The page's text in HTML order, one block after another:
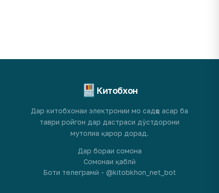
Китобхон
Дар китобхонаи электронии мо садҳо асар ба
таври ройгон дар дастраси дӯстдорони
мутолиа қарор дорад.
Дар бораи сомона
Сомонаи қаблӣ
Боти телеграмӣ - @kitobkhon_net_bot